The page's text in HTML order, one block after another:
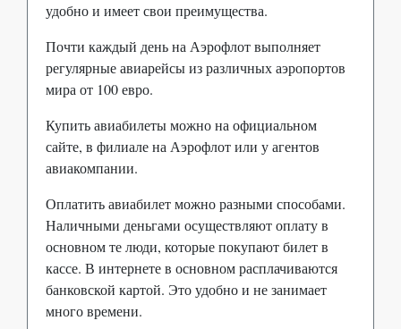
удобно и имеет свои преимущества.
Почти каждый день на Аэрофлот выполняет
регулярные авиарейсы из различных аэропортов
мира от 100 евро.
Купить авиабилеты можно на официальном
сайте, в филиале на Аэрофлот или у агентов
авиакомпании.
Оплатить авиабилет можно разными способами.
Наличными деньгами осуществляют оплату в
основном те люди, которые покупают билет в
кассе. В интернете в основном расплачиваются
банковской картой. Это удобно и не занимает
много времени.